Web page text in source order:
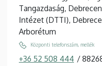
Tangazdaság,
Intézet (DTTI),
Arborétum
Központi telefonszám, mellék
+36 52 508 444 /